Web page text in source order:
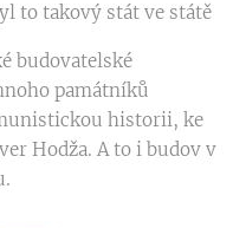
to takový stát ve státě
budovatelské
památníků
historii, ke
Hodža. A to i budov v